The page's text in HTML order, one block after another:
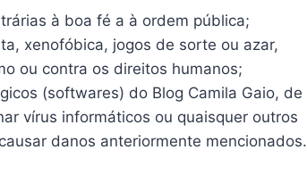
à boa fé a à ordem pública;
xenofóbica, jogos de sorte ou azar,
ou contra os direitos humanos;
(softwares) do Blog Camila Gaio, de
vírus informáticos ou quaisquer outros
danos anteriormente mencionados.